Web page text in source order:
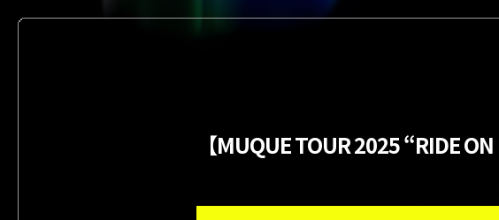
【MUQUE TOUR 2025 “RIDE